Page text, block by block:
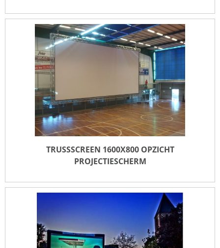
TRUSSSCREEN 1000X600 OPZICHT
PROJECTIESCHERM
TOEVOEGEN VOOR OFFERTE
TRUSSSCREEN 1600X800 OPZICHT
PROJECTIESCHERM
TRUSSSCREEN 1600X800 OPZICHT
PROJECTIESCHERM
TOEVOEGEN VOOR OFFERTE